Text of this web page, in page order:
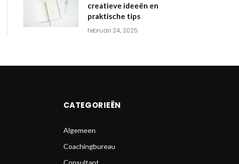
creatieve ideeën en
praktische tips
februari 24, 2025
CATEGORIEËN
Algemeen
Coachingbureau
Consultant